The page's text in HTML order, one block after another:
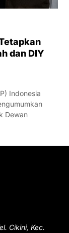
dan DIY
Indonesia
Dewan
Cikini, Kec.